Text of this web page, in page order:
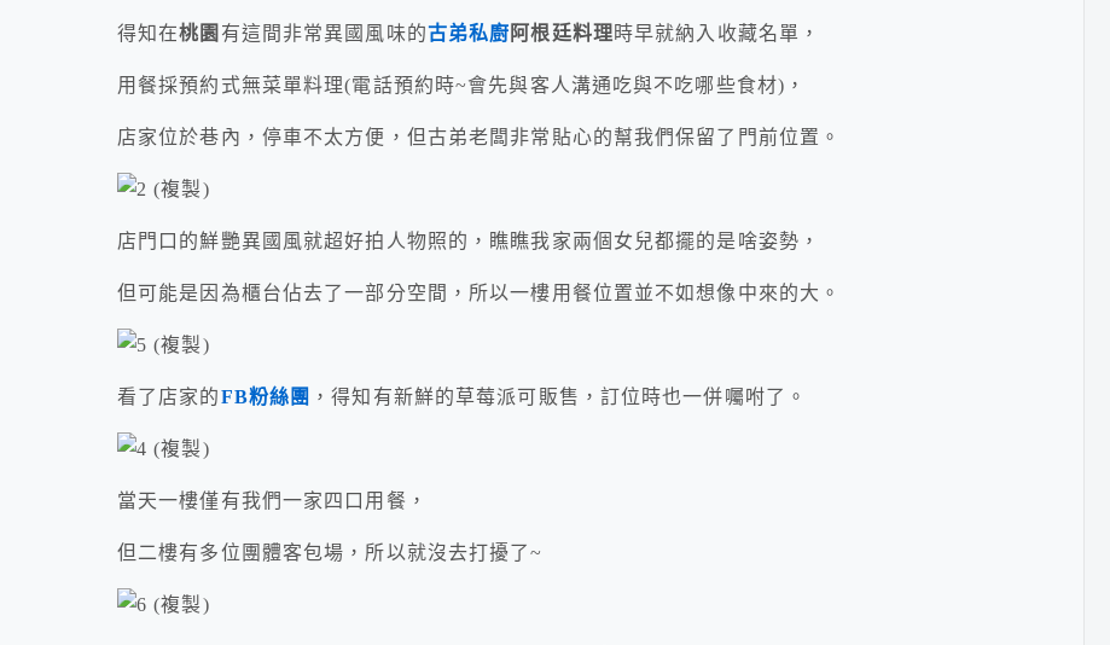
得知在桃園 有這間非常異國風味的古弟私廚 阿根廷料理時早就納入收藏名單，
用餐採預約式無菜單料理(電話預約時~會先與客人溝通吃與不吃哪些食材)，
店家位於巷內，停車不太方便，但古弟老闆非常貼心的幫我們保留了門前位置。
店門口的鮮艷異國風就超好拍人物照的，瞧瞧我家兩個女兒都擺的是啥姿勢，
但可能是因為櫃台佔去了一部分空間，所以一樓用餐位置並不如想像中來的大。
看了店家的FB粉絲團 ，得知有新鮮的草莓派可販售，訂位時也一併囑咐了。
當天一樓僅有我們一家四口用餐，
但二樓有多位團體客包場，所以就沒去打擾了~